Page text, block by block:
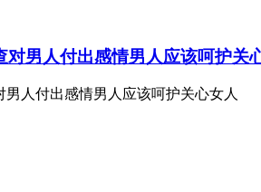
对男人付出感情男人应该呵护关
男人付出感情男人应该呵护关心女人